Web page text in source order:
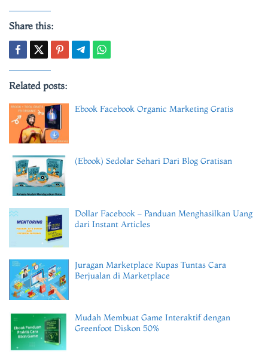
Share this:
Related posts:
Ebook Facebook Organic Marketing Gratis
(Ebook) Sedolar Sehari Dari Blog Gratisan
Dollar Facebook – Panduan Menghasilkan Uang
dari Instant Articles
Juragan Marketplace Kupas Tuntas Cara
Berjualan di Marketplace
Mudah Membuat Game Interaktif dengan
Greenfoot Diskon 50%